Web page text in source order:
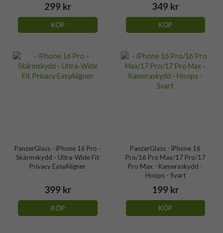
299 kr
KÖP
349 kr
KÖP
PanzerGlass - iPhone 16 Pro -
Skärmskydd - Ultra-Wide Fit
Privacy EasyAligner
399 kr
KÖP
PanzerGlass - iPhone 16
Pro/16 Pro Max/17 Pro/17
Pro Max - Kameraskydd -
Hoops - Svart
199 kr
KÖP